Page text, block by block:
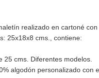
realizado en cartoné
25x18x8 cms., contiene:
25 cms. Diferentes modelos.
algodón personalizado con